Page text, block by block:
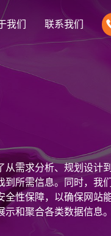
企业营销型网站建
网站建设定制改版
定制化网站建设改版方
手机微信网站建设
建设
解决方
政府网站
方案
多样化产品总有一个满
我们 联系我们
需求分析、规划设计
所需信息。同时，我
性保障，以确保网站
和聚合各类数据信息。